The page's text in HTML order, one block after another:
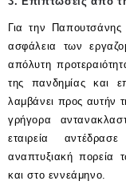
Για την
ασφάλεια των
απόλυτη
της πανδημίας και
λαμβάνει προς αυτήν
γρήγορα
εταιρεία
αναπτυξιακή πορεία
και στο εννεάμηνο.